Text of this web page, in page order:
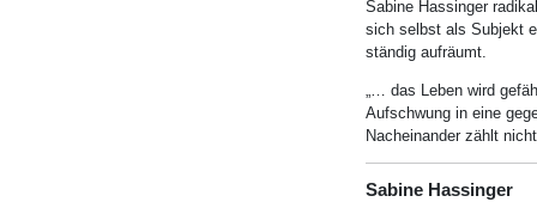
Sabine Hassinger
sich selbst als Subjekt
ständig aufräumt.
„… das Leben wird
Aufschwung in eine
Nacheinander zählt
Sabine Hassinger